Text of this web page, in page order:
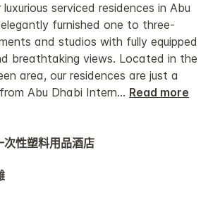
serviced residences in Abu
furnished one to three-
and studios with fully equipped
breathtaking views. Located in the
area, our residences are just a
Abu Dhabi Intern... Read more
一次性塑料用品酒店